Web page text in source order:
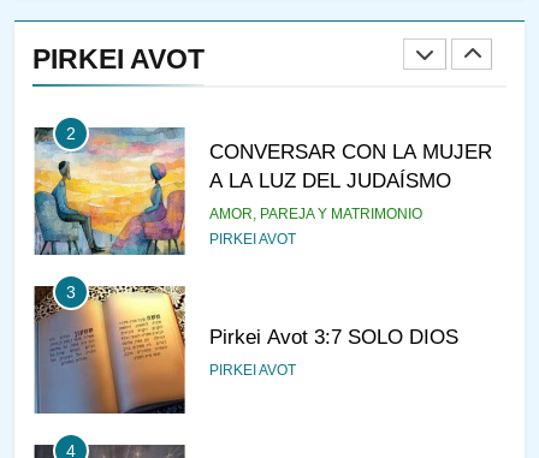
PIRKEI AVOT
ESTUDIO DE JUDAÍSMO
2
CONVERSAR CON LA MUJER
A LA LUZ DEL JUDAÍSMO
AMOR, PAREJA Y MATRIMONIO
PIRKEI AVOT
3
Pirkei Avot 3:7 SOLO DIOS
PIRKEI AVOT
4